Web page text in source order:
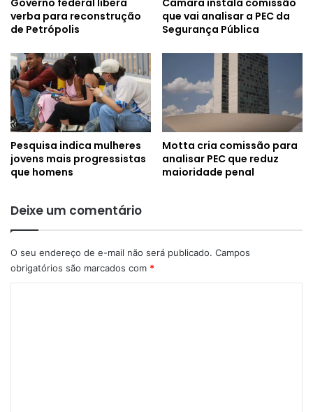
verba para reconstrução
de Petrópolis
que vai analisar a PEC da
Segurança Pública
Pesquisa indica mulheres
jovens mais progressistas
que homens
Motta cria comissão para
analisar PEC que reduz
maioridade penal
Deixe um comentário
O seu endereço de e-mail não será publicado. Campos
obrigatórios são marcados com *